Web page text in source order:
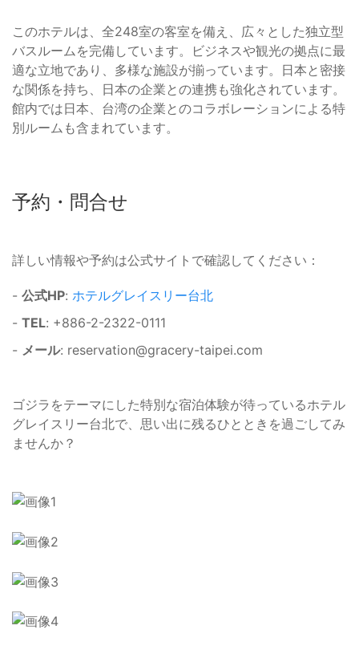
このホテルは、全248室の客室を備え、広々とした独立型
バスルームを完備しています。ビジネスや観光の拠点に最
適な立地であり、多様な施設が揃っています。日本と密接
な関係を持ち、日本の企業との連携も強化されています。
館内では日本、台湾の企業とのコラボレーションによる特
別ルームも含まれています。
予約・問合せ
詳しい情報や予約は公式サイトで確認してください：
- 公式HP: ホテルグレイスリー台北
- TEL: +886-2-2322-0111
- メール: reservation@gracery-taipei.com
ゴジラをテーマにした特別な宿泊体験が待っているホテル
グレイスリー台北で、思い出に残るひとときを過ごしてみ
ませんか？